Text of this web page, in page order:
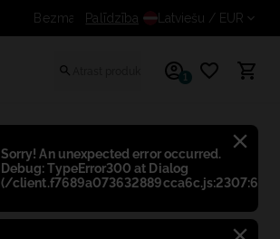
Błąd:
Sorry! An unexpected error occurred.
Debug: TypeError300 at Dialog
(/client.f7689a073632889cca6c.js:2307:698)
Saņem papildus atlaidi reģistrētiem
Palīdzība Latviešu / EUR
1